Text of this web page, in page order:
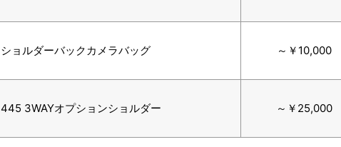
ショルダーバックカメラバッグ ～￥10,000
445 3WAYオプションショルダー ～￥25,000